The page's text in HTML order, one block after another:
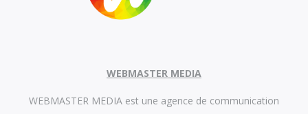
WEBMASTER MEDIA
WEBMASTER MEDIA est une agence de communication